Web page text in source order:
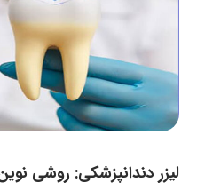
لیزر دندانپزشکی: روشی